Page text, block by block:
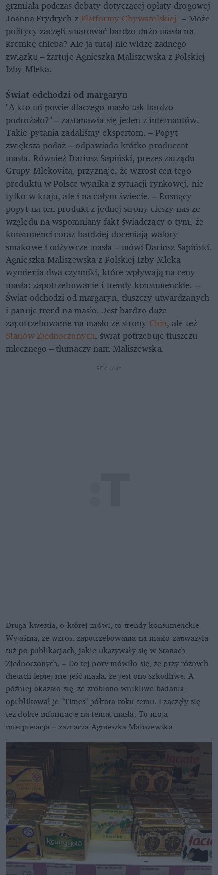
grzmiała podczas debaty dotyczącej opłaty drogowej
Joanna Frydrych zPlatformy Obywatelskiej. – Może
politycy zaczęli smarować bardzo dużo masła na
kromkę chleba? Ale ja tutaj nie widzę żadnego
związku – żartuje Agnieszka Maliszewska z Polskiej
Izby Mleka.
Świat odchodzi od margaryn
"A kto mi powie dlaczego masło tak bardzo
podrożało?" – zastanawia się jeden z internautów.
Takie pytania zadaliśmy ekspertom. – Popyt
zwiększa podaż – odpowiada krótko producent
masła. Również Dariusz Sapiński, prezes zarządu
Grupy Mlekovita, przyznaje, że wzrost cen tego
produktu w Polsce wynika z sytuacji rynkowej, nie
tylko w kraju, ale i na całym świecie. – Rosnący
popyt na ten produkt z jednej strony cieszy nas ze
względu na wspomniany fakt świadczący o tym, że
konsumenci coraz bardziej doceniają walory
smakowe i odżywcze masła – mówi Dariusz Sapiński.
Agnieszka Maliszewska z Polskiej Izby Mleka
wymienia dwa czynniki, które wpływają na ceny
masła: zapotrzebowanie i trendy konsumenckie. –
Świat odchodzi od margaryn, tłuszczy utwardzanych
i panuje trend na masło. Jest bardzo duże
zapotrzebowanie na masło ze strony Chin, ale też
Stanów Zjednoczonych, świat potrzebuje tłuszczu
mlecznego – tłumaczy nam Maliszewska.
REKLAMA
Druga kwestia, o której mówi, to trendy konsumenckie.
Wyjaśnia, że wzrost zapotrzebowania na masło zauważyła
tuż po publikacjach, jakie ukazywały się w Stanach
Zjednoczonych. – Do tej pory mówiło się, że przy różnych
dietach lepiej nie jeść masła, że jest ono szkodliwe. A
później okazało się, że zrobiono wnikliwe badania,
opublikował je "Times" półtora roku temu. I zaczęły się
też dobre informacje na temat masła. To moja
interpretacja – zaznacza Agnieszka Maliszewska.